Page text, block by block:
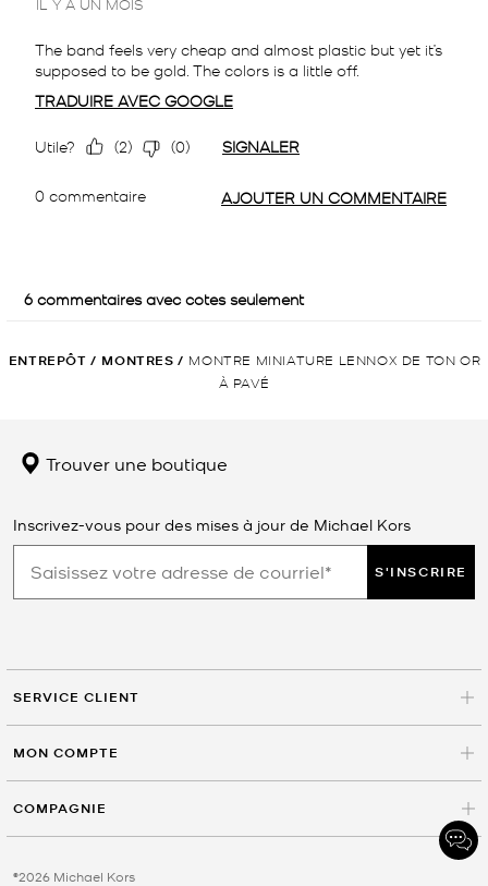
ENTREPÔT / MONTRES / MONTRE MINIATURE LENNOX DE TON OR
À PAVÉ
Trouver une boutique
Inscrivez-vous pour des mises à jour de Michael Kors
S'INSCRIRE
SERVICE CLIENT
MON COMPTE
COMPAGNIE
©2026 Michael Kors